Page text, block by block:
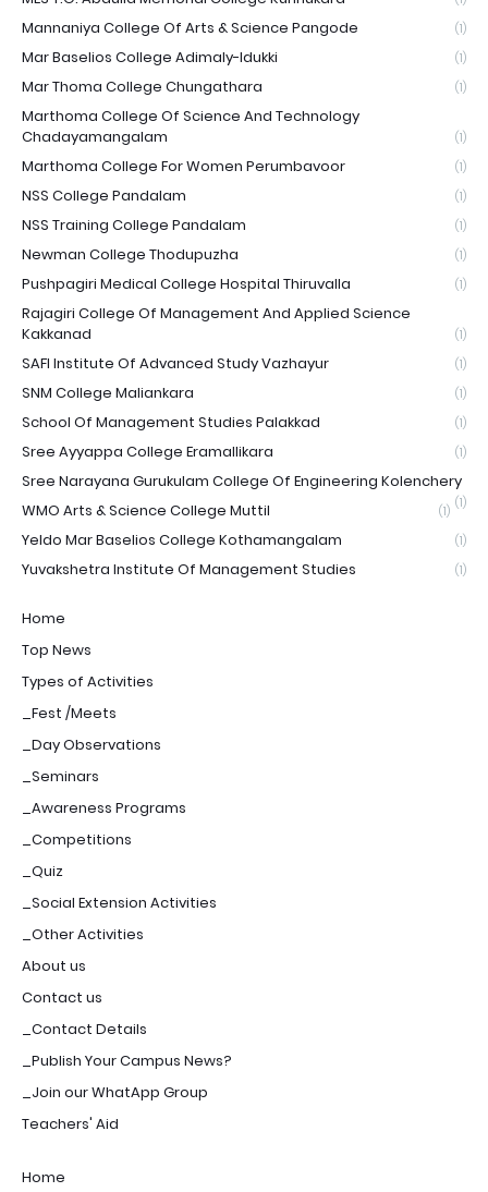
Mannaniya College Of Arts & Science Pangode (1)
Mar Baselios College Adimaly-Idukki (1)
Mar Thoma College Chungathara (1)
Marthoma College Of Science And Technology
Chadayamangalam
(1)
Marthoma College For Women Perumbavoor (1)
NSS College Pandalam (1)
NSS Training College Pandalam (1)
Newman College Thodupuzha (1)
Pushpagiri Medical College Hospital Thiruvalla (1)
Rajagiri College Of Management And Applied Science
Kakkanad
(1)
SAFI Institute Of Advanced Study Vazhayur (1)
SNM College Maliankara (1)
School Of Management Studies Palakkad (1)
Sree Ayyappa College Eramallikara (1)
Sree Narayana Gurukulam College Of Engineering Kolenchery
(1)
WMO Arts & Science College Muttil (1)
Yeldo Mar Baselios College Kothamangalam (1)
Yuvakshetra Institute Of Management Studies (1)
Home
Top News
Types of Activities
_Fest /Meets
_Day Observations
_Seminars
_Awareness Programs
_Competitions
_Quiz
_Social Extension Activities
_Other Activities
About us
Contact us
_Contact Details
_Publish Your Campus News?
_Join our WhatApp Group
Teachers' Aid
Home